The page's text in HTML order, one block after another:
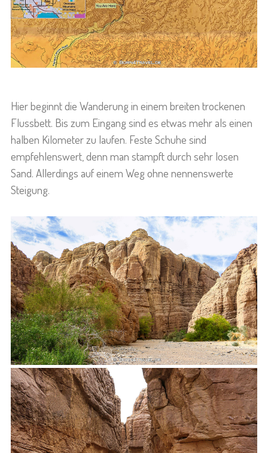
Hier beginnt die Wanderung in einem breiten trockenen
Flussbett. Bis zum Eingang sind es etwas mehr als einen
halben Kilometer zu laufen. Feste Schuhe sind
empfehlenswert, denn man stampft durch sehr losen
Sand. Allerdings auf einem Weg ohne nennenswerte
Steigung.